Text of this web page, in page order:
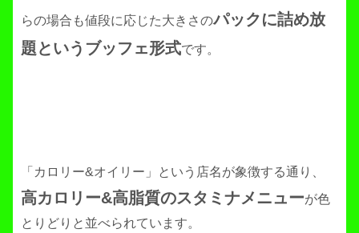
らの場合も値段に応じた大きさのパックに詰め放
題というブッフェ形式です。
「カロリー&オイリー」という店名が象徴する通り、
高カロリー&高脂質のスタミナメニューが色
とりどりと並べられています。